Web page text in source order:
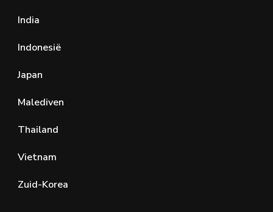
India
Indonesië
Japan
Malediven
Thailand
Vietnam
Zuid-Korea